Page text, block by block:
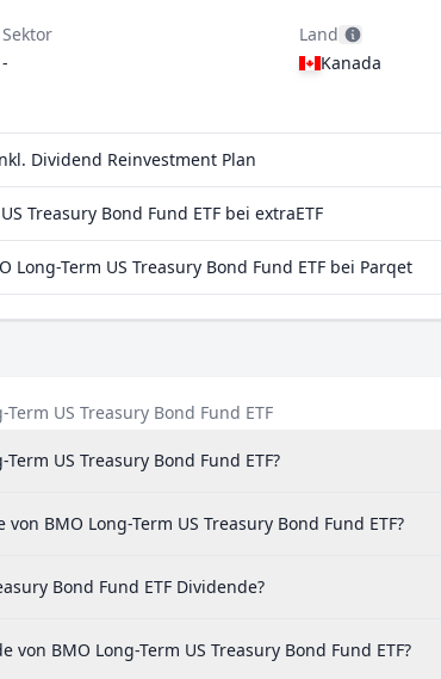
Sektor
-
Land
Kanada
Dividend Reinvestment Plan
Treasury Bond Fund ETF bei extraETF
Term US Treasury Bond Fund ETF bei Parqet
US Treasury Bond Fund ETF
US Treasury Bond Fund ETF?
BMO Long-Term US Treasury Bond Fund ETF?
Bond Fund ETF Dividende?
BMO Long-Term US Treasury Bond Fund ETF?